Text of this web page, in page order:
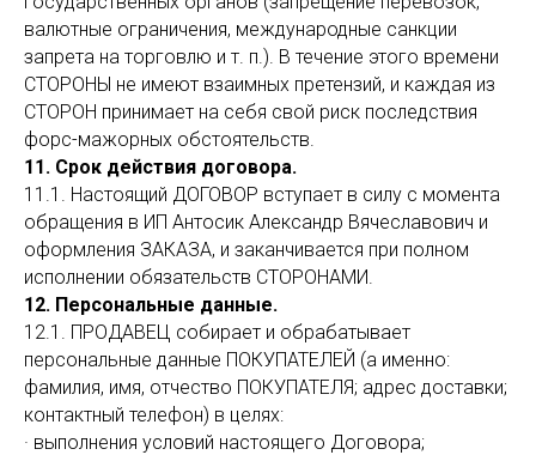
валютные ограничения, международные санкции
запрета на торговлю и т. п.). В течение этого времени
СТОРОНЫ не имеют взаимных претензий, и каждая из
СТОРОН принимает на себя свой риск последствия
форс-мажорных обстоятельств.
11. Срок действия договора.
11.1. Настоящий ДОГОВОР вступает в силу с момента
обращения в ИП Антосик Александр Вячеславович и
оформления ЗАКАЗА, и заканчивается при полном
исполнении обязательств СТОРОНАМИ.
12. Персональные данные.
12.1. ПРОДАВЕЦ собирает и обрабатывает
персональные данные ПОКУПАТЕЛЕЙ (а именно:
фамилия, имя, отчество ПОКУПАТЕЛЯ; адрес доставки;
контактный телефон) в целях:
· выполнения условий настоящего Договора;